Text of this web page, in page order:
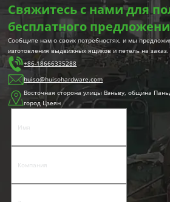
Свяжитесь с нами для
бесплатного
Сообщите нам о своих потребностях, и мы
изготовления выдвижных ящиков и петель на заказ.
+86-18666335288
huiso@huisohardware.com
Восточная сторона улицы Вэньву, община
город Цзеян